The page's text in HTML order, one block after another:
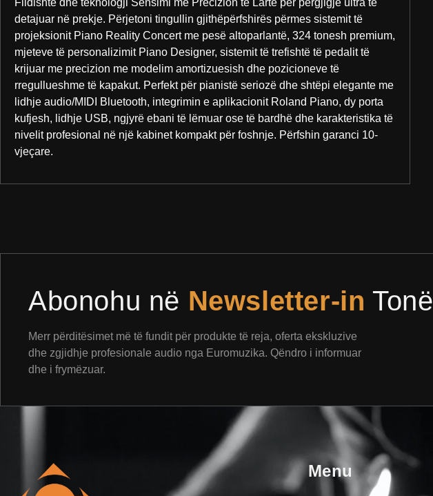
detajuar në prekje. Përjetoni tingullin gjithëpërfshirës përmes sistemit të
projeksionit Piano Reality Concert me pesë altoparlantë, 324 tonesh premium,
mjeteve të personalizimit Piano Designer, sistemit të trefishtë të pedalit të
krijuar me precizion me modelim amortizuesish dhe pozicioneve të
rregullueshme të kapakut. Perfekt për pianistë seriozë dhe shtëpi elegante me
lidhje audio/MIDI Bluetooth, integrimin e aplikacionit Roland Piano, dy porta
kufjesh, lidhje USB, ngjyrë ebani të lëmuar ose të bardhë dhe karakteristika të
nivelit profesional në një kabinet kompakt për foshnje. Përfshin garanci 10-
vjeçare.
Abonohu në Newsletter-in Tonë
Merr përditësimet më të fundit për produkte të reja, oferta ekskluzive
dhe zgjidhje profesionale audio nga Euromuzika. Qëndro i informuar
dhe i frymëzuar.
Menu